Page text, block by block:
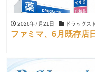
2026年7月21日 ドラッグス
ファミマ、6月既存店